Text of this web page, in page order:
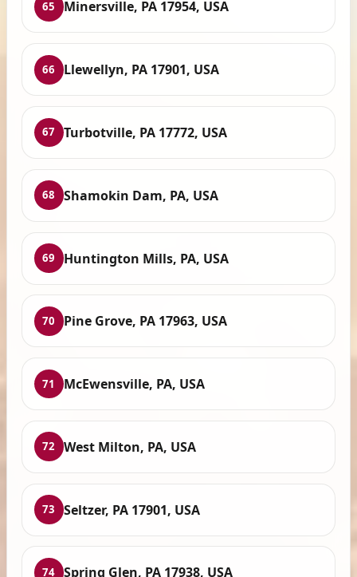
65 Minersville, PA 17954, USA
66 Llewellyn, PA 17901, USA
67 Turbotville, PA 17772, USA
68 Shamokin Dam, PA, USA
69 Huntington Mills, PA, USA
70 Pine Grove, PA 17963, USA
71 McEwensville, PA, USA
72 West Milton, PA, USA
73 Seltzer, PA 17901, USA
74 Spring Glen, PA 17938, USA